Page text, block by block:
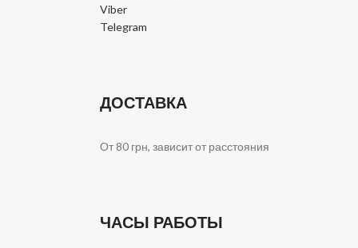
Viber
Telegram
ДОСТАВКА
От 80 грн, зависит от расстояния
ЧАСЫ РАБОТЫ